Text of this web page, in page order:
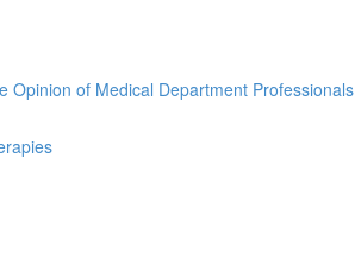
Opinion of Medical Department Professionals